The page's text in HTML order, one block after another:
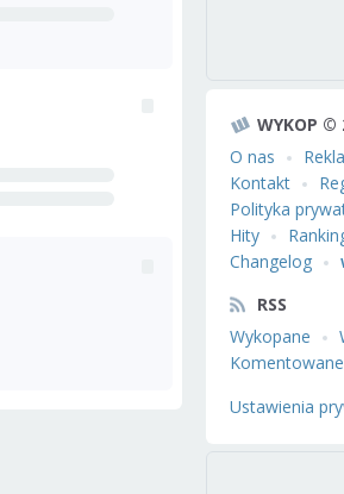
WYKOP ©
O nas
Kontakt
Polityka
Hity
Changelog
RSS
Wykopane
Komentowane
Ustawienia